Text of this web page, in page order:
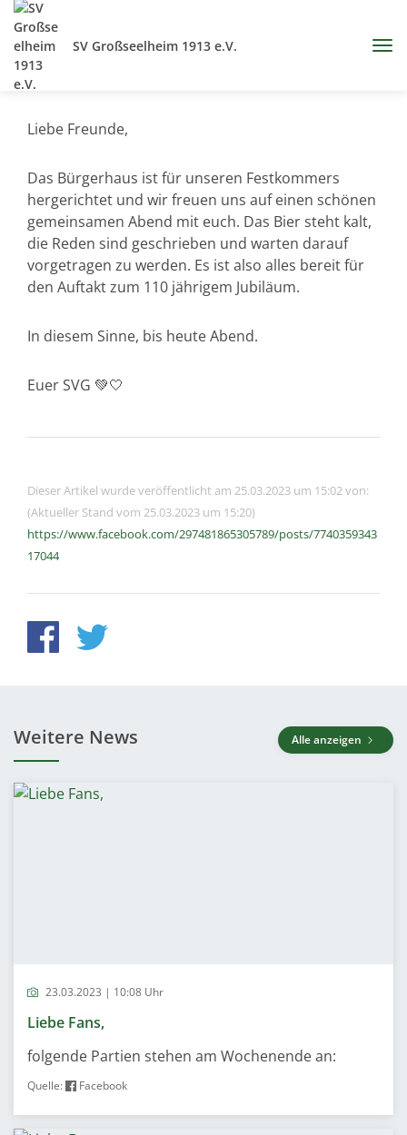
SV Großseelheim 1913 e.V.
Liebe Freunde,
Das Bürgerhaus ist für unseren Festkommers
hergerichtet und wir freuen uns auf einen schönen
gemeinsamen Abend mit euch. Das Bier steht kalt,
die Reden sind geschrieben und warten darauf
vorgetragen zu werden. Es ist also alles bereit für
den Auftakt zum 110 jährigem Jubiläum.
In diesem Sinne, bis heute Abend.
Euer SVG 💚🤍
Dieser Artikel wurde veröffentlicht am 25.03.2023 um 15:02 von:
(Aktueller Stand vom 25.03.2023 um 15:20)
https://www.facebook.com/297481865305789/posts/7740359343
17044
Weitere News Alle anzeigen
23.03.2023 | 10:08 Uhr
Liebe Fans,
folgende Partien stehen am Wochenende an:
Quelle: Facebook